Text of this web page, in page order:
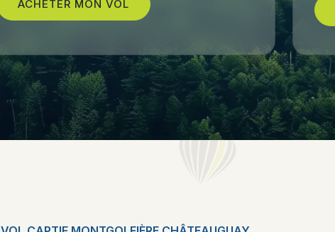
ACHETER MON VOL